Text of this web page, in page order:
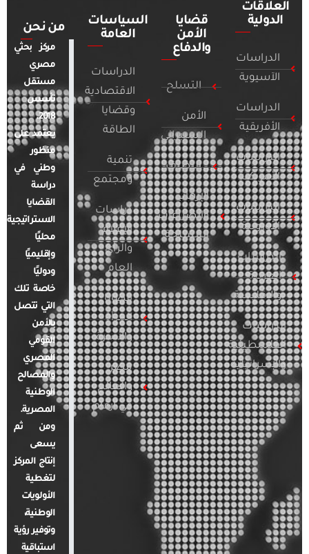
العلاقات
الدولية
الدراسات
الآسيوية
الدراسات
الأفريقية
الدراسات
الأمريكية
الدراسات
الأوروبية
الدراسات
العربية
والإقليمية
الدراسات
الفلسطينية
والإسرائيلية
قضايا
الأمن
والدفاع
التسلح
الأمن
السيبراني
التطرف
الإرهاب
والصراعات
المسلحة
السياسات
العامة
الدراسات
الاقتصادية
وقضايا
الطاقة
تنمية
ومجتمع
دراسات
الإعلام
والرأي
العام
قضايا
المرأة
والأسرة
مصر
والعالم
في أرقام
من نحن
مركز بحثي
مصري
مستقل
تأسس
2018.
يعتمد على
منظور
وطني في
دراسة
القضايا
الاستراتيجية
محليًا
وإقليميًا
ودوليًا
خاصة تلك
التي تتصل
بالأمن
القومي
المصري
والمصالح
الوطنية
المصرية.
ومن ثم
يسعى
إنتاج المركز
لتغطية
الأولويات
الوطنية،
وتوفير رؤية
استباقية